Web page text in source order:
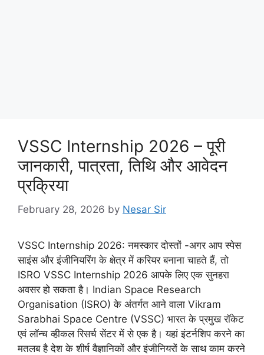
VSSC Internship 2026 – पूरी
जानकारी, पात्रता, तिथि और आवेदन
प्रक्रिया
February 28, 2026 by Nesar Sir
VSSC Internship 2026: नमस्कार दोस्तों -अगर आप स्पेस
साइंस और इंजीनियरिंग के क्षेत्र में करियर बनाना चाहते हैं, तो
ISRO VSSC Internship 2026 आपके लिए एक सुनहरा
अवसर हो सकता है। Indian Space Research
Organisation (ISRO) के अंतर्गत आने वाला Vikram
Sarabhai Space Centre (VSSC) भारत के प्रमुख रॉकेट
एवं लॉन्च व्हीकल रिसर्च सेंटर में से एक है। यहां इंटर्नशिप करने का
मतलब है देश के शीर्ष वैज्ञानिकों और इंजीनियरों के साथ काम करने